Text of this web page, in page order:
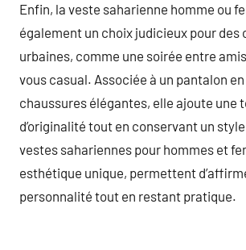
Enfin, la veste saharienne homme ou
également un choix judicieux pour des
urbaines, comme une soirée entre
vous casual. Associée à un pantalon
chaussures élégantes, elle ajoute une
d’originalité tout en conservant un
vestes sahariennes pour hommes et
esthétique unique, permettent
personnalité tout en restant pratique.